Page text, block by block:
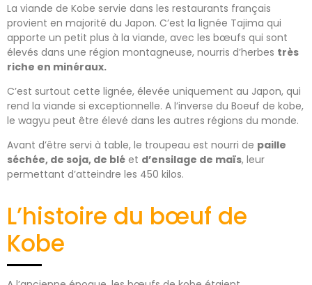
La viande de Kobe servie dans les restaurants français
provient en majorité du Japon. C’est la lignée Tajima qui
apporte un petit plus à la viande, avec les bœufs qui sont
élevés dans une région montagneuse, nourris d’herbes très
riche en minéraux.
C’est surtout cette lignée, élevée uniquement au Japon, qui
rend la viande si exceptionnelle. A l’inverse du Boeuf de kobe,
le wagyu peut être élevé dans les autres régions du monde.
Avant d’être servi à table, le troupeau est nourri de paille
séchée, de soja, de blé et d’ensilage de maïs, leur
permettant d’atteindre les 450 kilos.
L’histoire du bœuf de
Kobe